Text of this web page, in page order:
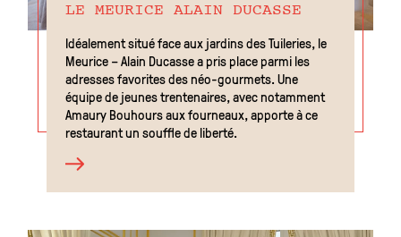
LE MEURICE ALAIN DUCASSE
Idéalement situé face aux jardins des Tuileries, le
Meurice – Alain Ducasse a pris place parmi les
adresses favorites des néo-gourmets. Une
équipe de jeunes trentenaires, avec notamment
Amaury Bouhours aux fourneaux, apporte à ce
restaurant un souffle de liberté.